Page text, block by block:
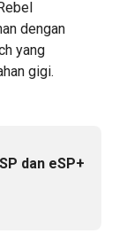
dengan
yang
gigi.
dan eSP+